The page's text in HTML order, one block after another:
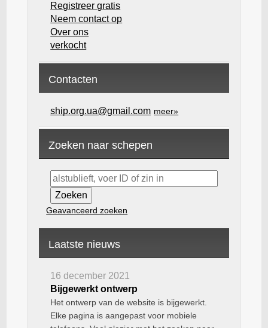
Registreer gratis
Neem contact op
Over ons
verkocht
Contacten
ship.org.ua@gmail.com meer»
Zoeken naar schepen
Geavanceerd zoeken
Laatste nieuws
16 december 2021
Bijgewerkt ontwerp
Het ontwerp van de website is bijgewerkt.
Elke pagina is aangepast voor mobiele